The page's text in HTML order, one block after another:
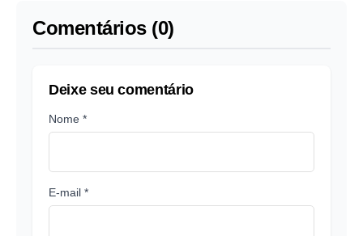
Comentários (0)
Deixe seu comentário
Nome *
E-mail *